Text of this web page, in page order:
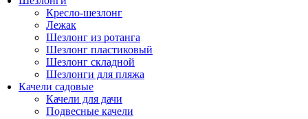
Кресло-шезлонг
Лежак
Шезлонг из ротанга
Шезлонг пластиковый
Шезлонг складной
Шезлонги для пляжа
Качели садовые
Качели для дачи
Подвесные качели